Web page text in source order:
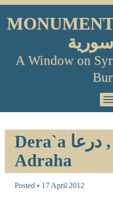
Skip
content
سورية
A Window on
Dera`a درعا , ancient
Adraha
Posted • 17 April 2012